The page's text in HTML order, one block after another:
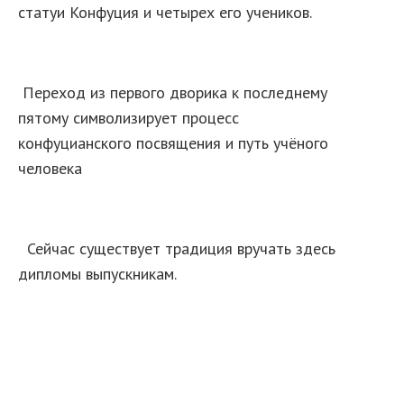
статуи Конфуция и четырех его учеников.
Переход из первого дворика к последнему
пятому символизирует процесс
конфуцианского посвящения и путь учёного
человека
Сейчас существует традиция вручать здесь
дипломы выпускникам.